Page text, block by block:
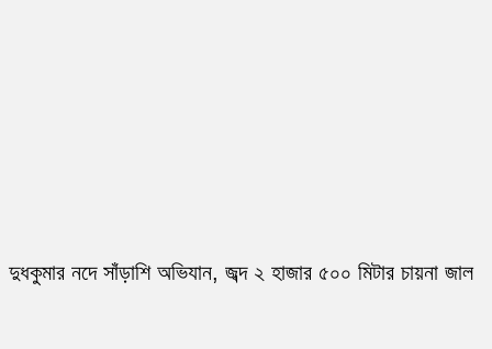
দুধকুমার নদে সাঁড়াশি অভিযান, জব্দ ২ হাজার ৫০০ মিটার চায়না জাল